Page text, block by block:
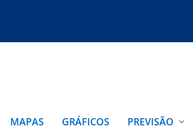
MAPAS GRÁFICOS PREVISÃO